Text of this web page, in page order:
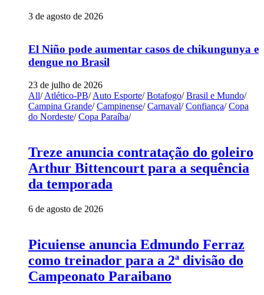
3 de agosto de 2026
El Niño pode aumentar casos de chikungunya e
dengue no Brasil
23 de julho de 2026
All/ Atlético-PB/ Auto Esporte/ Botafogo/ Brasil e Mundo/
Campina Grande/ Campinense/ Carnaval/ Confiança/ Copa
do Nordeste/ Copa Paraíba/
Treze anuncia contratação do goleiro
Arthur Bittencourt para a sequência
da temporada
6 de agosto de 2026
Picuiense anuncia Edmundo Ferraz
como treinador para a 2ª divisão do
Campeonato Paraibano